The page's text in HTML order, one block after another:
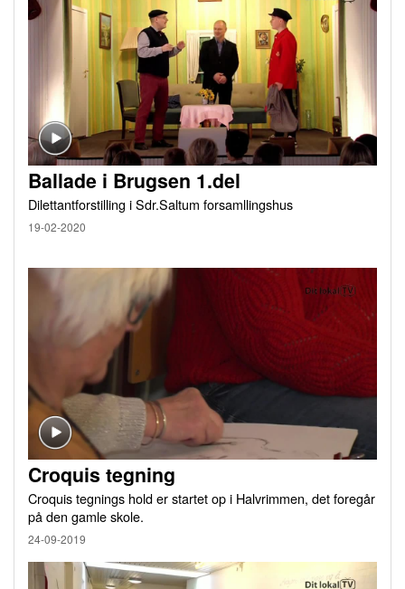
Ballade i Brugsen 1.del
Dilettantforstilling i Sdr.Saltum forsamllingshus
19-02-2020
Croquis tegning
Croquis tegnings hold er startet op i Halvrimmen, det foregår
på den gamle skole.
24-09-2019